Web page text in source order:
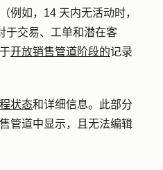
例如，14 天内无活动时，
于交易、工单和潜在客
开放销售管道阶段的记录
状态和详细信息。此部分
管道中显示，且无法编辑